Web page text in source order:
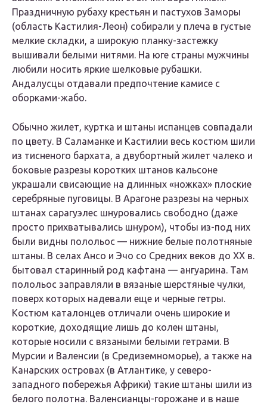
Праздничную рубаху крестьян и пастухов Заморы
(область Кастилия-Леон) собирали у плеча в густые
мелкие складки, а широкую планку-застежку
вышивали белыми нитями. На юге страны мужчины
любили носить яркие шелковые рубашки.
Андалусцы отдавали предпочтение камисе с
оборками-жабо.
Обычно жилет, куртка и штаны испанцев совпадали
по цвету. В Саламанке и Кастилии весь костюм шили
из тисненого бархата, а двубортный жилет чалеко и
боковые разрезы коротких штанов кальсоне
украшали свисающие на длинных «ножках» плоские
серебряные пуговицы. В Арагоне разрезы на черных
штанах сарагуэлес шнуровались свободно (даже
просто прихватывались шнуром), чтобы из-под них
были видны полольос — нижние белые полотняные
штаны. В селах Ансо и Эчо со Средних веков до XX в.
бытовал старинный род кафтана — ангуарина. Там
полольос заправляли в вязаные шерстяные чулки,
поверх которых надевали еще и черные гетры.
Костюм каталонцев отличали очень широкие и
короткие, доходящие лишь до колен штаны,
которые носили с вязаными белыми гетрами. В
Мурсии и Валенсии (в Средиземноморье), а также на
Канарских островах (в Атлантике, у северо-
западного побережья Африки) такие штаны шили из
белого полотна. Валенсианцы-горожане и в наше